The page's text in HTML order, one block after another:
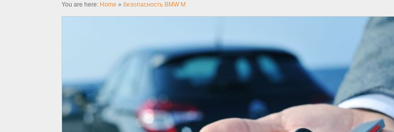
You are here: Home » безопасность BMW M